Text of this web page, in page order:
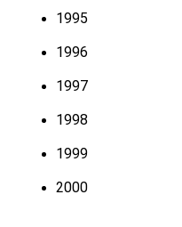
1995
1996
1997
1998
1999
2000